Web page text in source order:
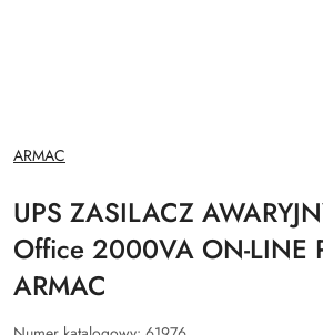
NAZWA
PRODUCENTA:
ARMAC
UPS ZASILACZ
Office 2000VA ON-LINE
ARMAC